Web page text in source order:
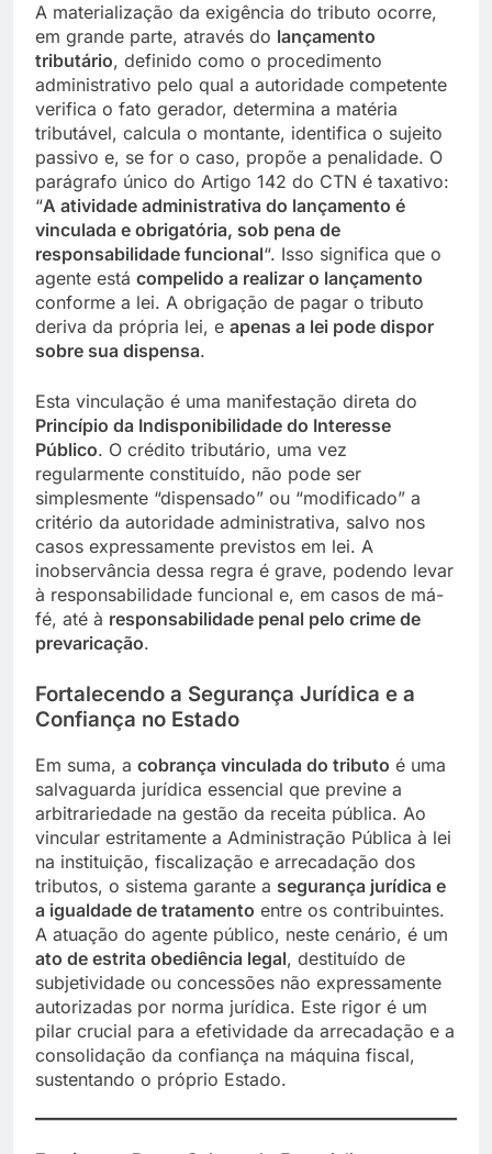
A materialização da exigência do tributo ocorre,
em grande parte, através do lançamento
tributário, definido como o procedimento
administrativo pelo qual a autoridade competente
verifica o fato gerador, determina a matéria
tributável, calcula o montante, identifica o sujeito
passivo e, se for o caso, propõe a penalidade. O
parágrafo único do Artigo 142 do CTN é taxativo:
“A atividade administrativa do lançamento é
vinculada e obrigatória, sob pena de
responsabilidade funcional“. Isso significa que o
agente está compelido a realizar o lançamento
conforme a lei. A obrigação de pagar o tributo
deriva da própria lei, e apenas a lei pode dispor
sobre sua dispensa.
Esta vinculação é uma manifestação direta do
Princípio da Indisponibilidade do Interesse
Público. O crédito tributário, uma vez
regularmente constituído, não pode ser
simplesmente “dispensado” ou “modificado” a
critério da autoridade administrativa, salvo nos
casos expressamente previstos em lei. A
inobservância dessa regra é grave, podendo levar
à responsabilidade funcional e, em casos de má-
fé, até à responsabilidade penal pelo crime de
prevaricação.
Fortalecendo a Segurança Jurídica e a
Confiança no Estado
Em suma, a cobrança vinculada do tributo é uma
salvaguarda jurídica essencial que previne a
arbitrariedade na gestão da receita pública. Ao
vincular estritamente a Administração Pública à lei
na instituição, fiscalização e arrecadação dos
tributos, o sistema garante a segurança jurídica e
a igualdade de tratamento entre os contribuintes.
A atuação do agente público, neste cenário, é um
ato de estrita obediência legal, destituído de
subjetividade ou concessões não expressamente
autorizadas por norma jurídica. Este rigor é um
pilar crucial para a efetividade da arrecadação e a
consolidação da confiança na máquina fiscal,
sustentando o próprio Estado.